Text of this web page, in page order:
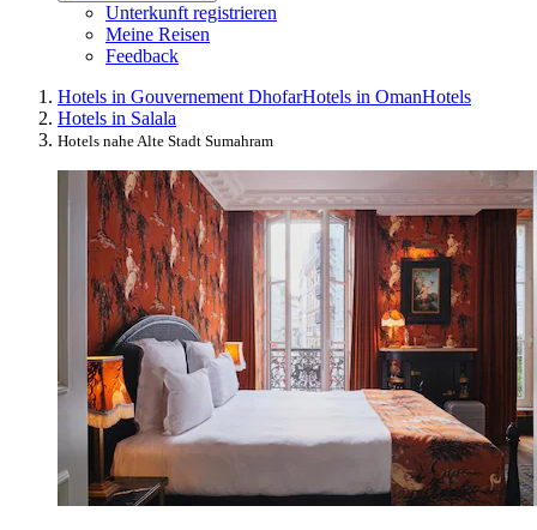
Unterkunft registrieren
Meine Reisen
Feedback
Hotels in Gouvernement DhofarHotels in OmanHotels
Hotels in Salala
Hotels nahe Alte Stadt Sumahram